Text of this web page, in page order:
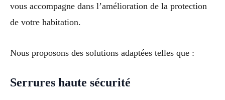
vous accompagne dans l’amélioration de la protection
de votre habitation.
Nous proposons des solutions adaptées telles que :
Serrures haute sécurité